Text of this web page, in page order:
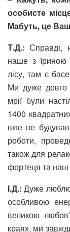
особисте
Мабуть, це
Т.Д.:Справді,
наше з Іриною
лісу, там є
Ми дуже довго
мрії були
1400
вже не
роботи,
також для
фортеця та наш
І.Д.:Дуже люблю
особливою
великою
краях, ми